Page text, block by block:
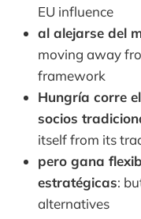
EU influence
al alejarse del
moving away
framework
Hungría corre
socios
itself from its
pero gana
estratégicas:
alternatives